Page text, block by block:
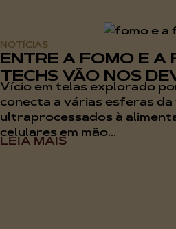
NOTÍCIAS
ENTRE A FOMO E A
TECHS VÃO NOS
Vício em telas explorado
conecta a várias esferas da
ultraprocessados à
celulares em mão...
LEIA MAIS